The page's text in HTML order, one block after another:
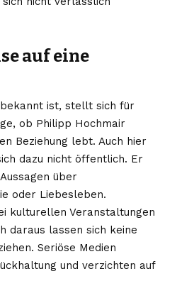
auf eine
ist, stellt sich für
ob Philipp Hochmair
Beziehung lebt. Auch hier
dazu nicht öffentlich. Er
über
oder Liebesleben.
kulturellen Veranstaltungen
daraus lassen sich keine
Seriöse Medien
und verzichten auf